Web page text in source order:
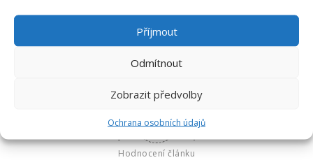
Příjmout
Odmítnout
Zobrazit předvolby
Ochrana osobních údajů
Budeme moc rádi i za Váš příběh a
4.1
Hodnocení článku